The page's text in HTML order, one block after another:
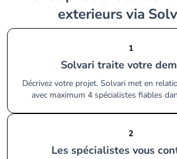
exterieurs via
1
Solvari traite votre
Décrivez votre projet. Solvari met en
avec maximum 4 spécialistes fiables
2
Les spécialistes vous